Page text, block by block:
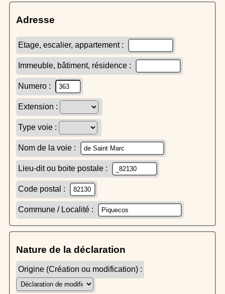
Adresse
Etage, escalier, appartement :
Immeuble, bâtiment, résidence :
Numero :
Extension :
Type voie :
Nom de la voie :
Lieu-dit ou boite postale :
Code postal :
Commune / Localité :
Nature de la déclaration
Origine (Création ou modification) :